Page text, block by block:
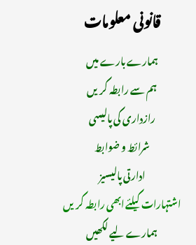
قانونی معلومات
ہمارے بارے میں
ہم سے رابطہ کریں
رازداری کی پالیسی
شرائط و ضوابط
ادارتی پالیسیز
اشتہارات کیلئے ابھی رابطہ کریں
ہمارے لیے لکھیں